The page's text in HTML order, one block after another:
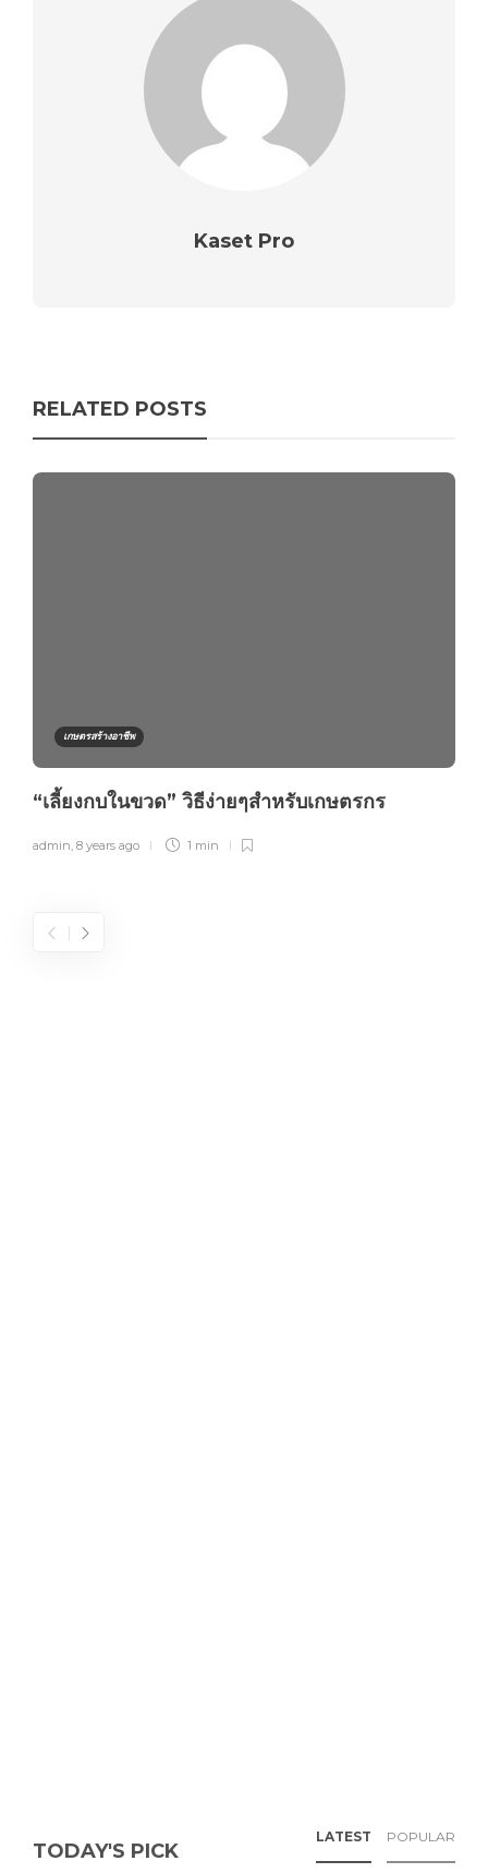
Kaset Pro
RELATED POSTS
เกษตรสร้างอาชีพ
“เลี้ยงกบในขวด” วิธีง่ายๆสำหรับเกษตรกร
admin, 8 years ago 1 min
TODAY'S PICK
LATEST POPULAR